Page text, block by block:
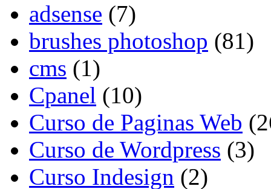
adsense (7)
brushes photoshop (81)
cms (1)
Cpanel (10)
Curso de Paginas Web
Curso de Wordpress (3)
Curso Indesign (2)